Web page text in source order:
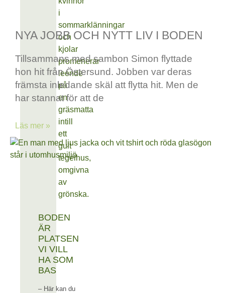
BODEN
ÄR
PLATSEN
VI VILL
HA SOM
BAS
– Här kan du
NYA JOBB OCH NYTT LIV I BODEN
Tillsammans med sambon Simon flyttade
hon hit från Östersund. Jobben var deras
främsta inledande skäl att flytta hit. Men de
har stannat för att de
Läs mer »